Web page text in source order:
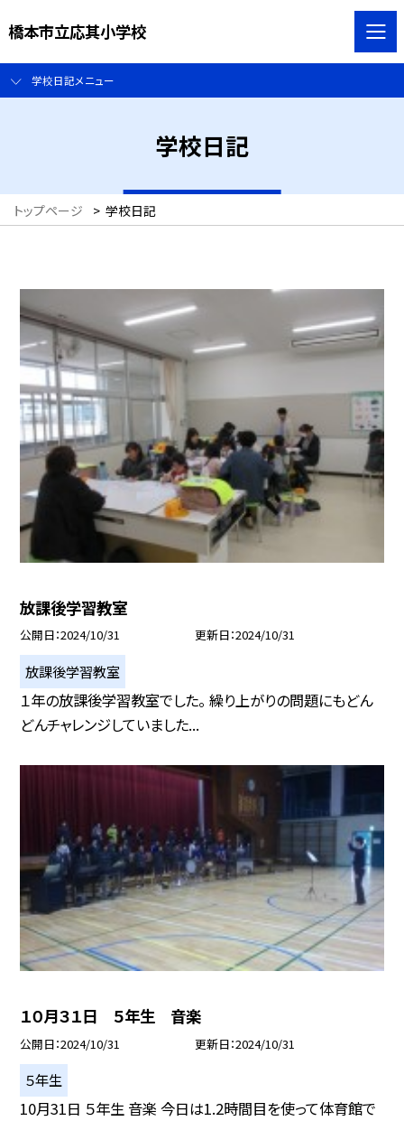
橋本市立応其小学校
学校日記メニュー
学校日記
トップページ > 学校日記
放課後学習教室
公開日 2024/10/31 更新日 2024/10/31
放課後学習教室
１年の放課後学習教室でした。 繰り上がりの問題にもどん
どんチャレンジしていました...
１０月３１日 ５年生 音楽
公開日 2024/10/31 更新日 2024/10/31
５年生
10月31日 ５年生 音楽 今日は1.2時間目を使って体育館で